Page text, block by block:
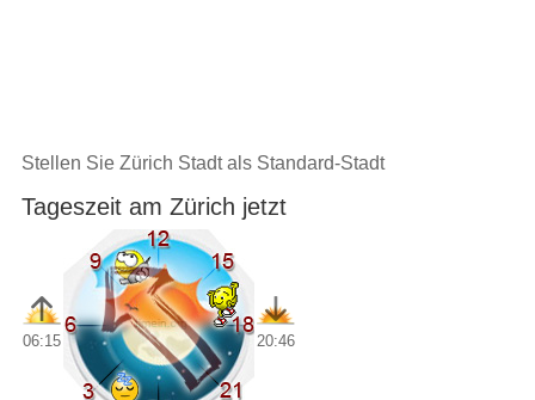
Stellen Sie Zürich Stadt als Standard-Stadt
Tageszeit am Zürich jetzt
06:15 20:46